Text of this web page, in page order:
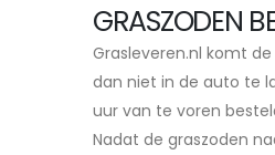
GRASZODEN
Grasleveren.nl komt de
dan niet in de auto te
uur van te voren
Nadat de graszoden